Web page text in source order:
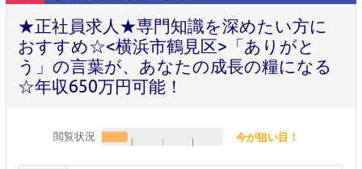
★正社員求人★専門知識を深めたい方に
おすすめ☆<横浜市鶴見区>「ありがと
う」の言葉が、あなたの成長の糧になる
☆年収650万円可能！
閲覧状況 今が狙い目！